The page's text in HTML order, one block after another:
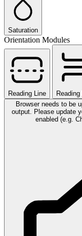
Saturation
Orientation Modules
Reading Line
Browser needs to be
output. Please update
enabled (e.g.